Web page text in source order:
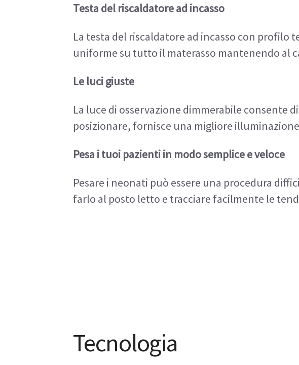
Testa del riscaldatore ad incasso
La testa del riscaldatore ad incasso con profilo
uniforme su tutto il materasso mantenendo al
Le luci giuste
La luce di osservazione dimmerabile consente
posizionare, fornisce una migliore
Pesa i tuoi pazienti in modo semplice e veloce
Pesare i neonati può essere una procedura
farlo al posto letto e tracciare facilmente le
Tecnologia